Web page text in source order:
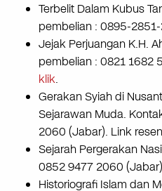
Terbelit Dalam Kubus
pembelian : 0895-
Jejak Perjuangan K.H.
pembelian : 0821 1682
klik.
Gerakan Syiah di
Sejarawan Muda.
2060 (Jabar). Link
Sejarah Pergerakan
0852 9477 2060
Historiografi Islam dan